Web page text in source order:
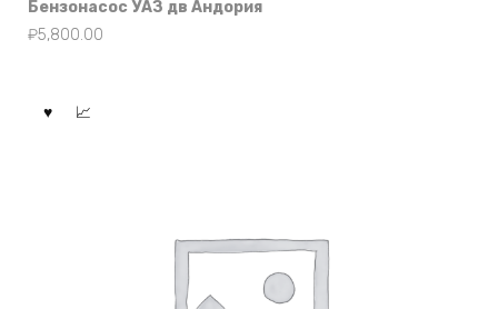
Бензонасос УАЗ дв Андория
₽5,800.00